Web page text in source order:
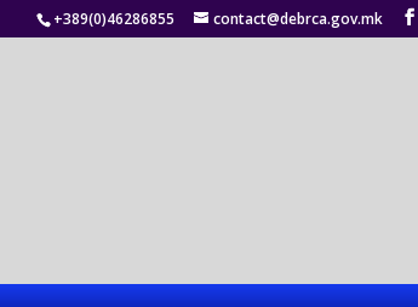
+389(0)46286855 contact@debrca.gov.mk